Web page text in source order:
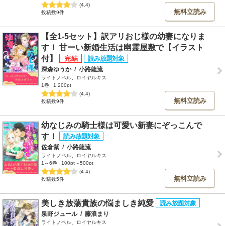
(4.4)
投稿数9件
無料立読み
【全1-5セット】訳アリおじ様の幼妻になりま
す！ 甘ーい新婚生活は幽霊屋敷で【イラスト
付】
深森ゆうか / 小路龍流
ライトノベル、ロイヤルキス
1巻
1,200pt
(4.4)
投稿数9件
無料立読み
幼なじみの騎士様は可愛い新妻にぞっこんで
す！
佐倉紫 / 小路龍流
ライトノベル、ロイヤルキス
1～6巻
100pt～500pt
(4.4)
投稿数5件
無料立読み
美しき放蕩貴族の悩ましき純愛
泉野ジュール / 藤浪まり
ライトノベル、ロイヤルキス